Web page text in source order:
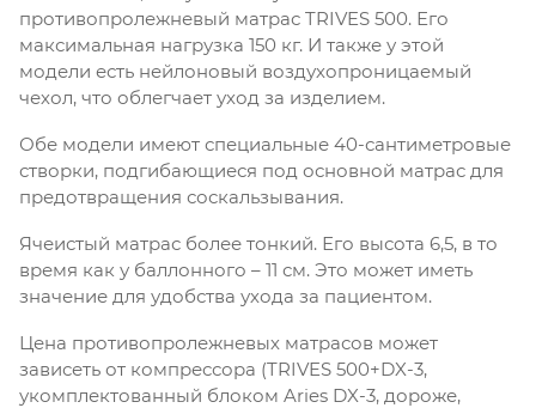
противопролежневый матрас TRIVES 500. Его
максимальная нагрузка 150 кг. И также у этой
модели есть нейлоновый воздухопроницаемый
чехол, что облегчает уход за изделием.
Обе модели имеют специальные 40-сантиметровые
створки, подгибающиеся под основной матрас для
предотвращения соскальзывания.
Ячеистый матрас более тонкий. Его высота 6,5, в то
время как у баллонного – 11 см. Это может иметь
значение для удобства ухода за пациентом.
Цена противопролежневых матрасов может
зависеть от компрессора (TRIVES 500+DX-3,
укомплектованный блоком Aries DX-3, дороже,